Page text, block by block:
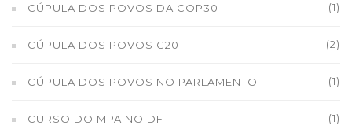
CÚPULA DOS POVOS DA COP30 (1)
CÚPULA DOS POVOS G20 (2)
CÚPULA DOS POVOS NO PARLAMENTO (1)
CURSO DO MPA NO DF (1)